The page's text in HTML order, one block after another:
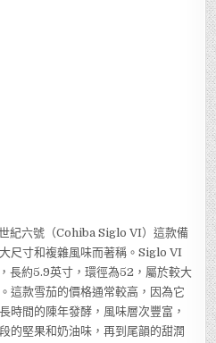
紀六號（Cohiba Siglo VI）這款備
尺寸和複雜風味而著稱。Siglo VI
長約5.9英寸，環徑為52，屬於較大
這款雪茄的價格通常較高，因為它
時間的陳年發酵，風味層次豐富，
的堅果和奶油味，再到尾韻的甜潤